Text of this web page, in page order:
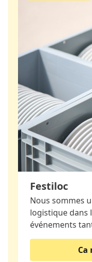
Festiloc
Nous sommes
logistique dans
événements
Ca